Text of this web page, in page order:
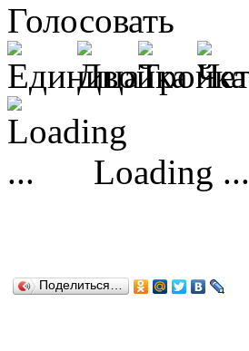
Голосовать
Loading ...
Поделиться…